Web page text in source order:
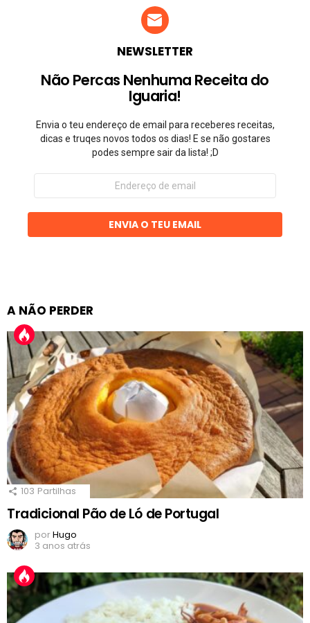
NEWSLETTER
Não Percas Nenhuma Receita do
Iguaria!
Envia o teu endereço de email para receberes receitas,
dicas e truqes novos todos os dias! E se não gostares
podes sempre sair da lista! ;D
Endereço
email
ENVIA O TEU EMAIL
A NÃO PERDER
103 Partilhas
Tradicional Pão de Ló de Portugal
porHugo
3 anos atrás